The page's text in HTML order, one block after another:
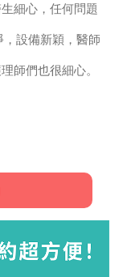
細心，任何問題
，設備新穎，醫師
師們也很細心。